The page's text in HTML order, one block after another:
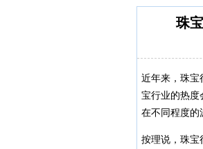
珠
近年来，珠宝
宝行业的热度
在不同程度的
按理说，珠宝